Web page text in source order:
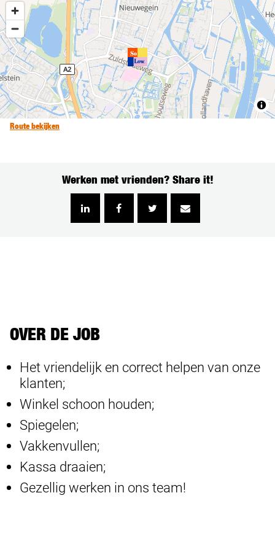
Route bekijken
Werken met vrienden? Share it!
OVER DE JOB
Het vriendelijk en correct helpen van onze
klanten;
Winkel schoon houden;
Spiegelen;
Vakkenvullen;
Kassa draaien;
Gezellig werken in ons team!